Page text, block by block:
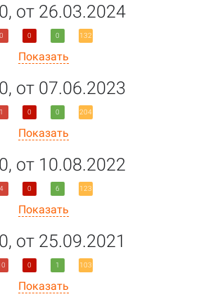
от 26.03.2024
Показать
0 0 0 132
от 07.06.2023
Показать
1 0 0 204
от 10.08.2022
Показать
4 0 6 123
от 25.09.2021
Показать
0 1 103